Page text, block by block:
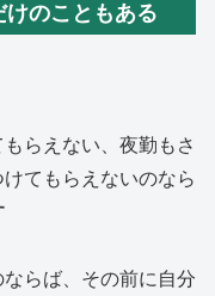
のこともある
らえない、夜勤もさ
てもらえないのなら
らば、その前に自分